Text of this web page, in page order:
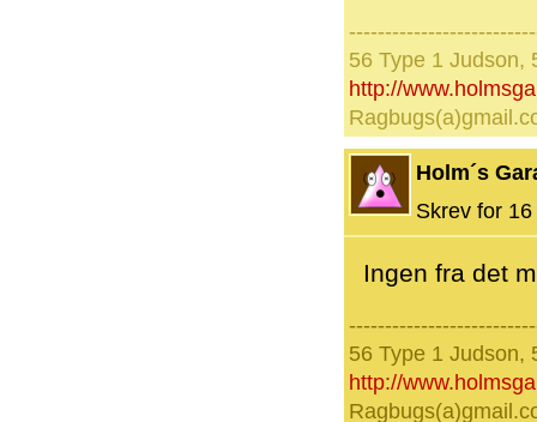
56 Type 1 Judson,
http://
Holm´s
Skrev for
Ingen fra det
56 Type 1 Judson,
http://